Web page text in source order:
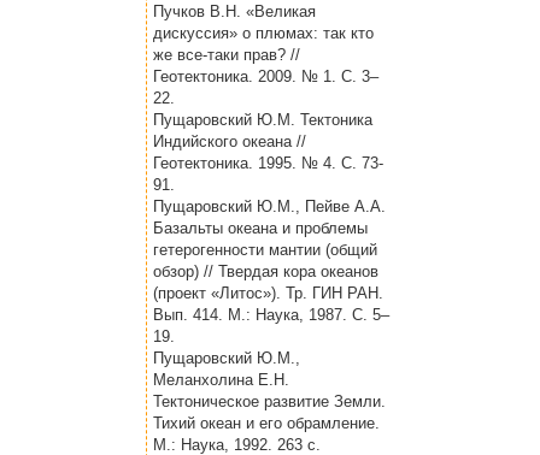
Пучков В.Н. «Великая
дискуссия» о плюмах: так кто
же все-таки прав? //
Геотектоника. 2009. № 1. С. 3–
22.
Пущаровский Ю.М. Тектоника
Индийского океана //
Геотектоника. 1995. № 4. С. 73-
91.
Пущаровский Ю.М., Пейве А.А.
Базальты океана и проблемы
гетерогенности мантии (общий
обзор) // Твердая кора океанов
(проект «Литос»). Тр. ГИН РАН.
Вып. 414. М.: Наука, 1987. С. 5–
19.
Пущаровский Ю.М.,
Меланхолина Е.Н.
Тектоническое развитие Земли.
Тихий океан и его обрамление.
М.: Наука, 1992. 263 с.